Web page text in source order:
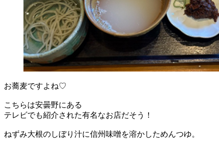
お蕎麦ですよね♡
こちらは安曇野にある
テレビでも紹介された有名なお店だそう！
ねずみ大根のしぼり汁に信州味噌を溶かしためんつゆ。